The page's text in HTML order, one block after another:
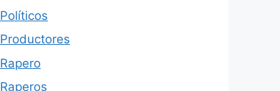
Políticos
Productores
Rapero
Raperos